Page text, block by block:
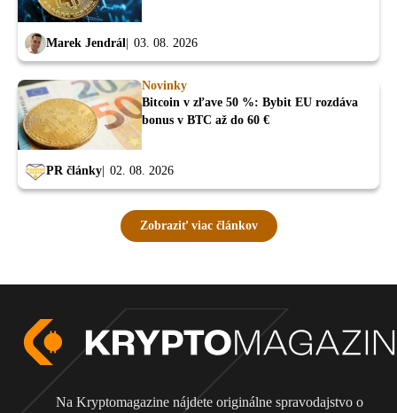
Marek Jendrál 03. 08. 2026
Novinky
Bitcoin v zľave 50 %: Bybit EU rozdáva
bonus v BTC až do 60 €
PR články 02. 08. 2026
Zobraziť viac článkov
Na Kryptomagazine nájdete originálne spravodajstvo o